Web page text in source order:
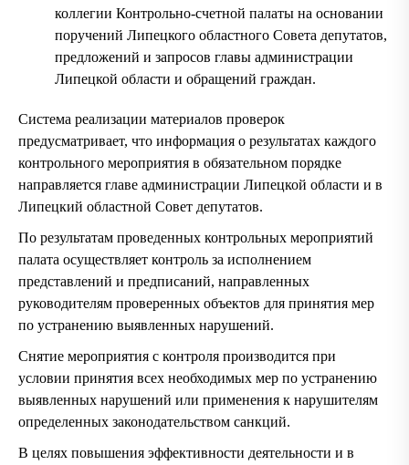
коллегии Контрольно-счетной палаты на основании
поручений Липецкого областного Совета депутатов,
предложений и запросов главы администрации
Липецкой области и обращений граждан.
Система реализации материалов проверок
предусматривает, что информация о результатах каждого
контрольного мероприятия в обязательном порядке
направляется главе администрации Липецкой области и в
Липецкий областной Совет депутатов.
По результатам проведенных контрольных мероприятий
палата осуществляет контроль за исполнением
представлений и предписаний, направленных
руководителям проверенных объектов для принятия мер
по устранению выявленных нарушений.
Снятие мероприятия с контроля производится при
условии принятия всех необходимых мер по устранению
выявленных нарушений или применения к нарушителям
определенных законодательством санкций.
В целях повышения эффективности деятельности и в